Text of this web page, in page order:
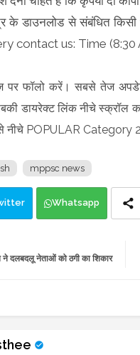
के डाउनलोड से संबंधित किसी
contact us: Time
फॉलो करें। सबसे तेज अपडेट
डायरेक्ट लिंक नीचे स्क्रॉल
नीचे POPULAR Category
mppsc news
Whatsapp
ने दलबदलू नेताओं को ठगी का शिकार